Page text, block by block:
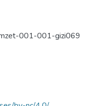
001-001-gizi069